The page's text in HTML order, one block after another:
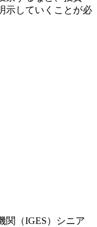
示していくことが必
関（IGES）シニア